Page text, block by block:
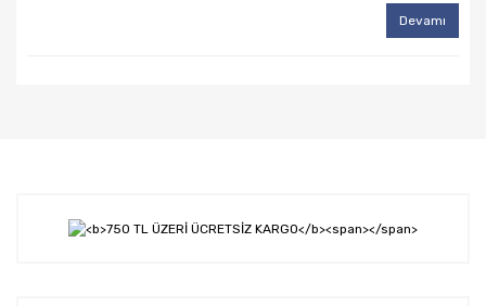
Devamı